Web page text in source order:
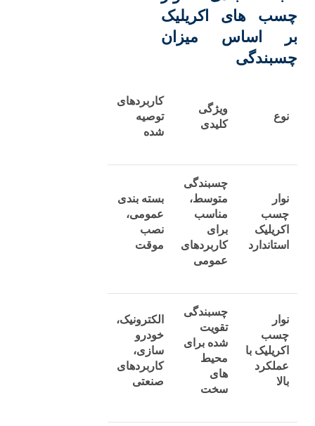
چسب ‌های اکریلیک
بر اساس میزان
چسبندگی
نوع
ویژگی
کلیدی
کاربردهای
توصیه‌
شده
نوار
چسب
اکریلیک
استاندارد
چسبندگی
متوسط،
مناسب
برای
کاربردهای
عمومی
بسته ‌بندی
عمومی،
نصب
موقت
نوار
چسب
اکریلیک با
عملکرد
بالا
چسبندگی
تقویت
‌شده برای
محیط‌
های
سخت
الکترونیک،
خودرو
سازی،
کاربردهای
صنعتی